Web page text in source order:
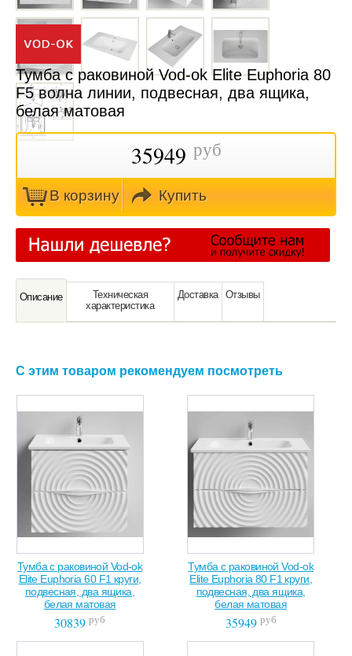
Тумба с раковиной Vod-ok Elite Euphoria 80
F5 волна линии, подвесная, два ящика,
белая матовая
35949 руб
В кoрзину Купить
Oписание
Техническая
характeристика
Доставка Отзывы
С этим товаром рекомендуем посмотреть
Тумба с раковиной Vod-ok
Elite Euphoria 60 F1 круги,
подвесная, два ящика,
белая матовая
30839 руб
Тумба с раковиной Vod-ok
Elite Euphoria 80 F1 круги,
подвесная, два ящика,
белая матовая
35949 руб